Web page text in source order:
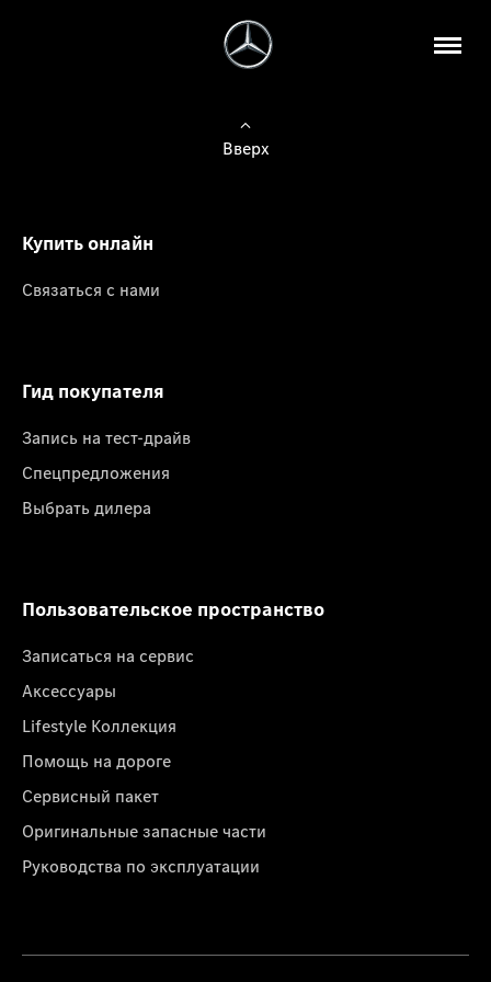
Вверх
Купить онлайн
Связаться с нами
Гид покупателя
Запись на тест-драйв
Спецпредложения
Выбрать дилера
Пользовательское пространство
Записаться на сервис
Аксессуары
Lifestyle Коллекция
Помощь на дороге
Сервисный пакет
Оригинальные запасные части
Руководства по эксплуатации